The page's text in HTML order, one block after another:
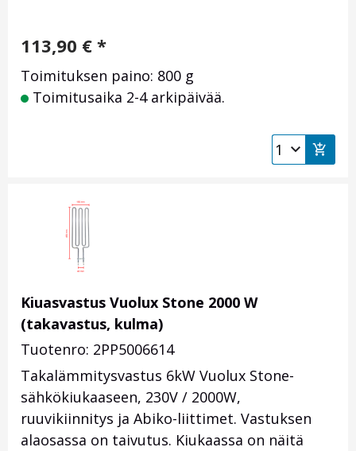
113,90 € *
Toimituksen paino: 800 g
Toimitusaika 2-4 arkipäivää.
Kiuasvastus Vuolux Stone 2000 W
(takavastus, kulma)
Tuotenro: 2PP5006614
Takalämmitysvastus 6kW Vuolux Stone-
sähkökiukaaseen, 230V / 2000W,
ruuvikiinnitys ja Abiko-liittimet. Vastuksen
alaosassa on taivutus. Kiukaassa on näitä